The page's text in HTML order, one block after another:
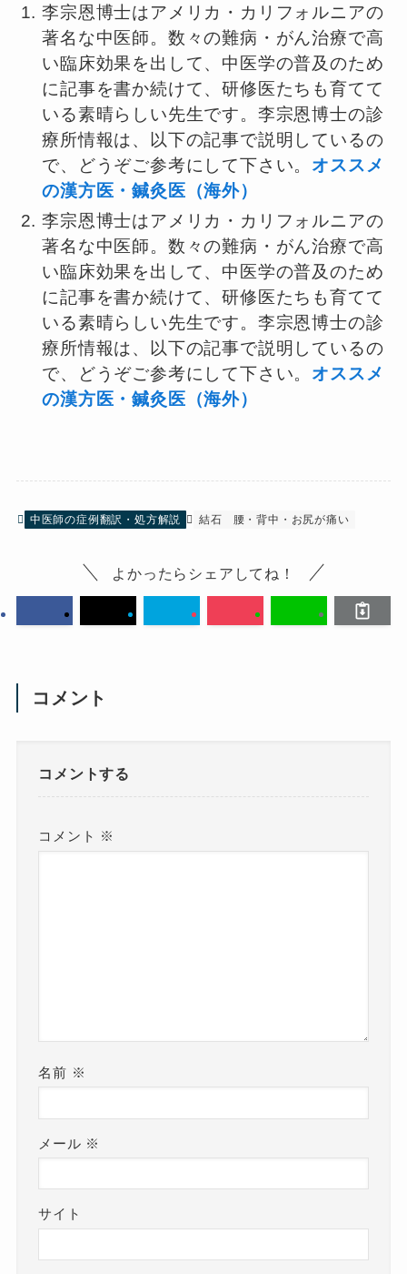
李宗恩博士はアメリカ・カリフォルニアの
著名な中医師。数々の難病・がん治療で高
い臨床効果を出して、中医学の普及のため
に記事を書か続けて、研修医たちも育てて
いる素晴らしい先生です。李宗恩博士の診
療所情報は、以下の記事で説明しているの
で、どうぞご参考にして下さい。 オススメ
の漢方医・鍼灸医（海外）
李宗恩博士はアメリカ・カリフォルニアの
著名な中医師。数々の難病・がん治療で高
い臨床効果を出して、中医学の普及のため
に記事を書か続けて、研修医たちも育てて
いる素晴らしい先生です。李宗恩博士の診
療所情報は、以下の記事で説明しているの
で、どうぞご参考にして下さい。 オススメ
の漢方医・鍼灸医（海外）
中医師の症例翻訳・処方解説 結石 腰・背中・お尻が痛い
よかったらシェアしてね！
コメント
コメントする
コメント ※
名前 ※
メール ※
サイト